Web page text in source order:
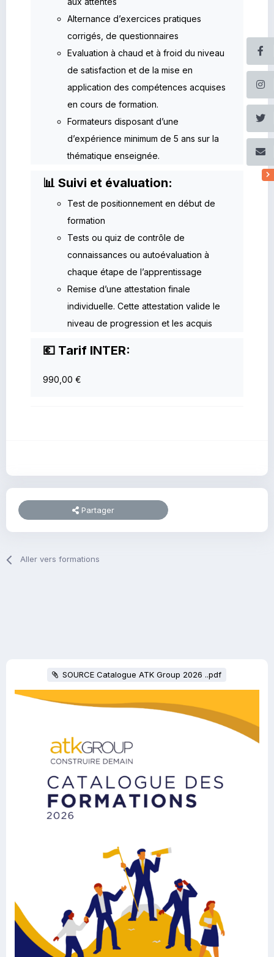
Alternance d’exercices pratiques
corrigés, de questionnaires
Evaluation à chaud et à froid du niveau
de satisfaction et de la mise en
application des compétences acquises
en cours de formation.
Formateurs disposant d’une
d’expérience minimum de 5 ans sur la
thématique enseignée.
📊 Suivi et évaluation:
Test de positionnement en début de
formation
Tests ou quiz de contrôle de
connaissances ou autoévaluation à
chaque étape de l’apprentissage
Remise d’une attestation finale
individuelle. Cette attestation valide le
niveau de progression et les acquis
💶 Tarif INTER:
990,00 €
Partager
Aller vers formations
SOURCE Catalogue ATK Group 2026 ..pdf